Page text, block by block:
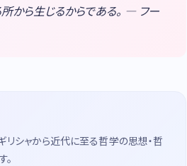
から生じるからである。 — フー
リシャから近代に至る哲学の思想・哲